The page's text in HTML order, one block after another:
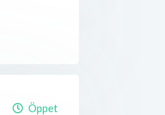
Öppet